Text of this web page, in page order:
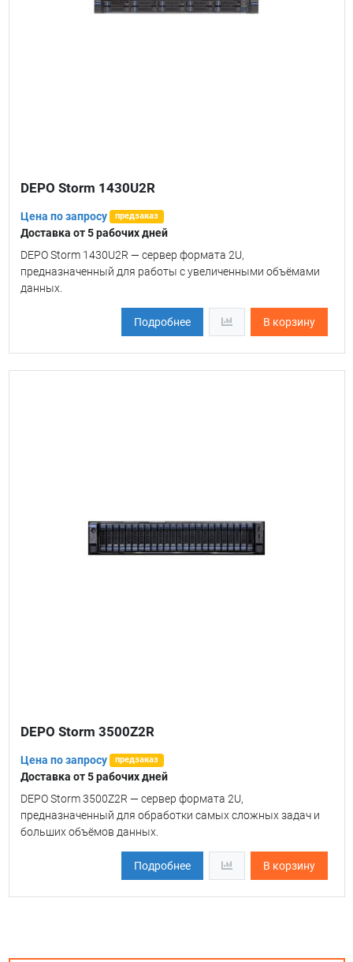
DEPO Storm 1430U2R
Цена по запросу предзаказ
Доставка от 5 рабочих дней
DEPO Storm 1430U2R — сервер формата 2U,
предназначенный для работы с увеличенными объёмами
данных.
Подробнее В корзину
DEPO Storm 3500Z2R
Цена по запросу предзаказ
Доставка от 5 рабочих дней
DEPO Storm 3500Z2R — сервер формата 2U,
предназначенный для обработки самых сложных задач и
больших объёмов данных.
Подробнее В корзину